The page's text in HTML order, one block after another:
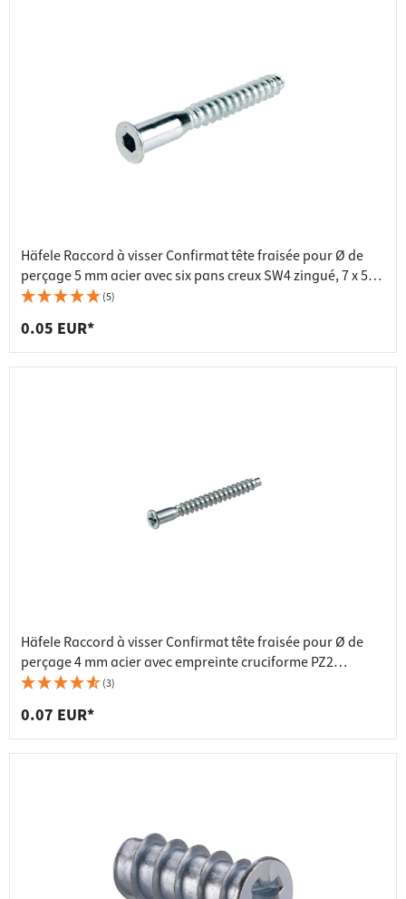
Häfele Raccord à visser Confirmat tête fraisée pour Ø de
perçage 5 mm acier avec six pans creux SW4 zingué, 7 x 50
mm
(5)
0.05 EUR*
Häfele Raccord à visser Confirmat tête fraisée pour Ø de
perçage 4 mm acier avec empreinte cruciforme PZ2
galvanisé, 5x38 mm
(3)
0.07 EUR*